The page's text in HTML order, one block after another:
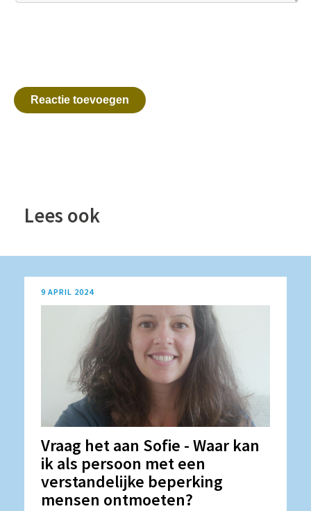
Reactie toevoegen
Lees ook
9 APRIL 2024
Vraag het aan Sofie - Waar kan
ik als persoon met een
verstandelijke beperking
mensen ontmoeten?